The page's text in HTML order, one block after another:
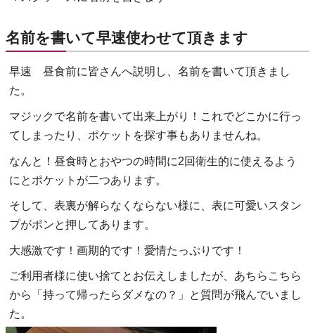
名前を書いて早速使わせて頂きます
早速 昼食前に皆さんへ説明し、名前を書いて頂きまし
た。
マジックで名前を書いて出来上がり！これでどこかに行っ
てしまったり、ポケットを探す事もありませんね。
なんと！昼食時とおやつの時間に2回衛生的に使えるよう
にとポケットが二つあります。
そして、表裏が解らなくならない様に、表に可愛いスタン
プがポンと押してあります。
大感激です！画期的です！愛情たっぷりです！
ご利用者様に使い捨てとお伝えしましたが、あちらこちら
から「持って帰ったらダメなの？」と質問が飛んでいまし
た。